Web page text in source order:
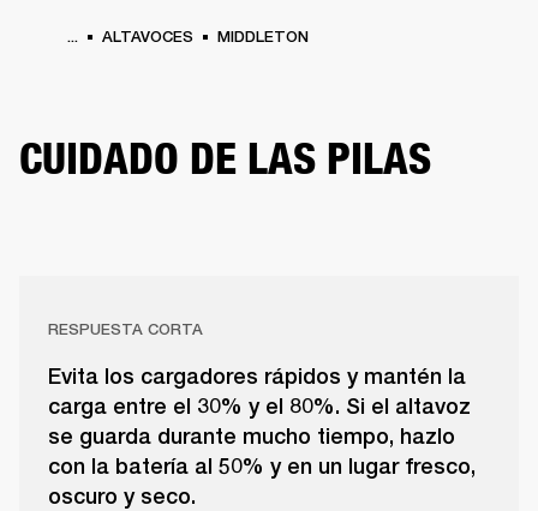
... ALTAVOCES MIDDLETON
CUIDADO DE LAS PILAS
RESPUESTA CORTA
Evita los cargadores rápidos y mantén la
carga entre el 30% y el 80%. Si el altavoz
se guarda durante mucho tiempo, hazlo
con la batería al 50% y en un lugar fresco,
oscuro y seco.